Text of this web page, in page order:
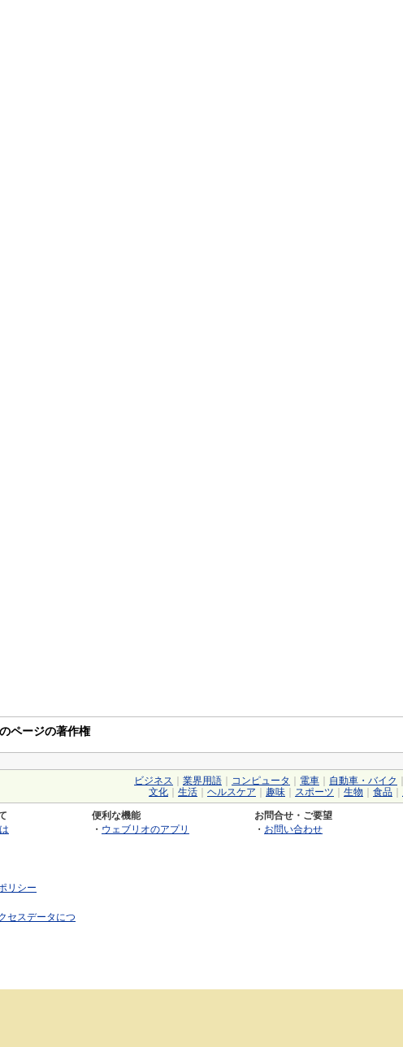
ページの著作権
ビジネス 業界用語 コンピュータ 電車 自動車・バイク
文化
生活 ヘルスケア 趣味 スポーツ 生物 食品
リシー
セスデータにつ
便利な機能
・ ウェブリオのアプリ
お問合せ・ご要望
・ お問い合わせ